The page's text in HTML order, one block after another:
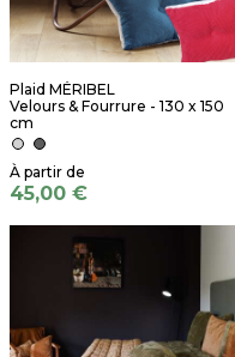
Plaid MÉRIBEL
Velours & Fourrure - 130 x 150
cm
45,00 €